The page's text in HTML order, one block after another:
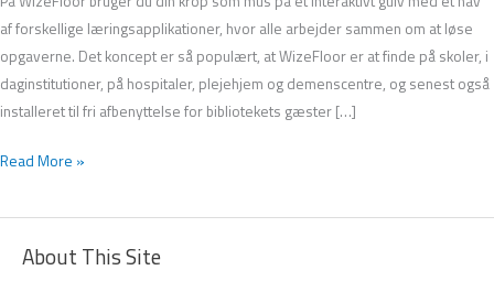
af forskellige læringsapplikationer, hvor alle arbejder sammen om at løse
opgaverne. Det koncept er så populært, at WizeFloor er at finde på skoler, i
daginstitutioner, på hospitaler, plejehjem og demenscentre, og senest også
installeret til fri afbenyttelse for bibliotekets gæster […]
Read More »
About This Site